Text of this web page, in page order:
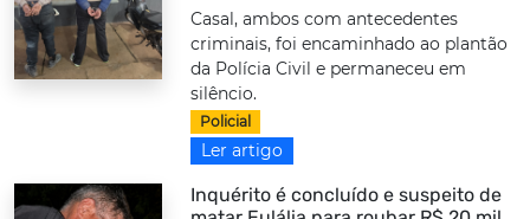
Casal, ambos com antecedentes
criminais, foi encaminhado ao plantão
da Polícia Civil e permaneceu em
silêncio.
Policial
Ler artigo
Inquérito é concluído e suspeito de